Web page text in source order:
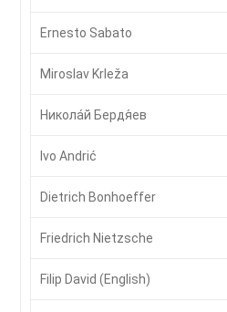
Ernesto Sabato
Miroslav Krleža
Никола́й Бердя́ев
Ivo Andrić
Dietrich Bonhoeffer
Friedrich Nietzsche
Filip David (English)